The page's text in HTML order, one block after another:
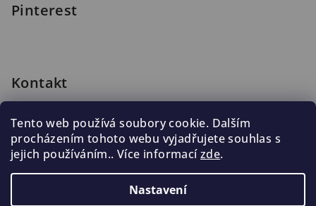
Tento web používá soubory cookie. Dalším
procházením tohoto webu vyjadřujete souhlas s
jejich používáním.. Více informacízde.
Nastavení
Pinterest
Kontakt
222 316 990
776 019 998, 602 537 625